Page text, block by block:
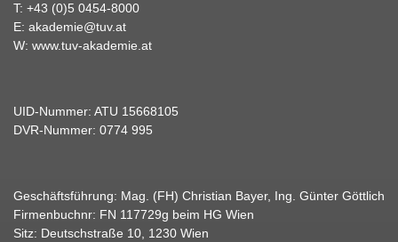
T: +43 (0)5 0454-8000
E: akademie@tuv.at
W: www.tuv-akademie.at
UID-Nummer: ATU 15668105
DVR-Nummer: 0774 995
Geschäftsführung: Mag. (FH) Christian Bayer, Ing. Günter Göttlich
Firmenbuchnr: FN 117729g beim HG Wien
Sitz: Deutschstraße 10, 1230 Wien